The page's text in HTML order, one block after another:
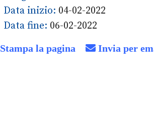
Data inizio: 04-02-2022
Data fine: 06-02-2022
Stampa la pagina Invia per